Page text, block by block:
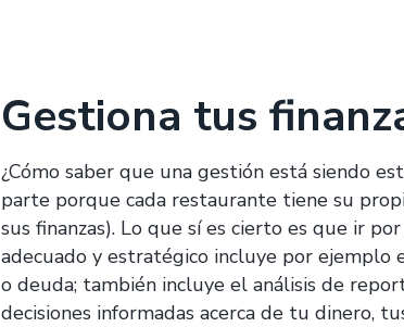
Gestiona tus
¿Cómo saber que una gestión está siendo
parte porque cada restaurante tiene su
sus finanzas). Lo que sí es cierto es que ir
adecuado y estratégico incluye por ejemplo
o deuda; también incluye el análisis de
decisiones informadas acerca de tu dinero,